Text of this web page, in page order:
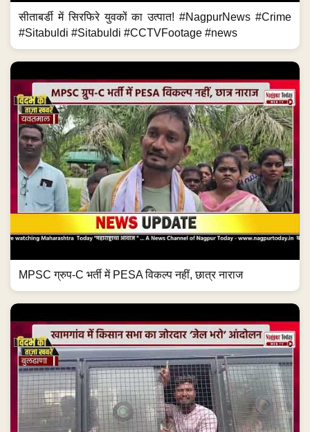
सीताबर्डी में सिरफिरे युवकों का उत्पात! #NagpurNews #Crime
#Sitabuldi #Sitabuldi #CCTVFootage #news
MPSC ग्रुप-C भर्ती में PESA विकल्प नहीं, छात्र नाराज